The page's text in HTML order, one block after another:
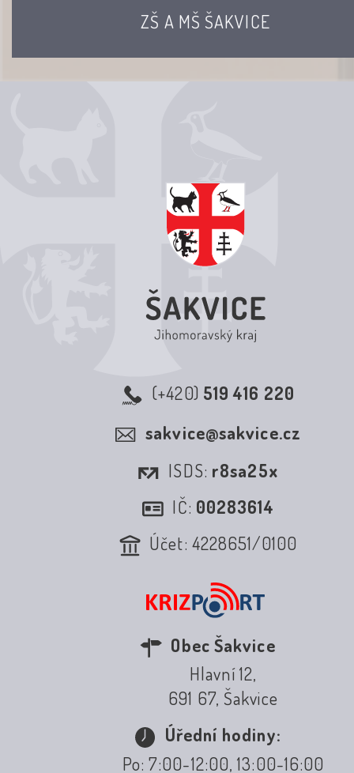
ZŠ A MŠ ŠAKVICE
(+420) 519 416 220
sakvice@sakvice.cz
ISDS: r8sa25x
IČ: 00283614
Účet: 4228651/0100
Obec Šakvice
Hlavní 12,
691 67, Šakvice
Úřední hodiny:
Po: 7:00-12:00, 13:00-16:00